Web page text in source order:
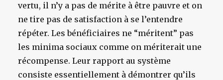
vertu, il n’y a pas de mérite à être pauvre et on
ne tire pas de satisfaction à se l’entendre
répéter. Les bénéficiaires ne “méritent” pas
les minima sociaux comme on mériterait une
récompense. Leur rapport au système
consiste essentiellement à démontrer qu’ils